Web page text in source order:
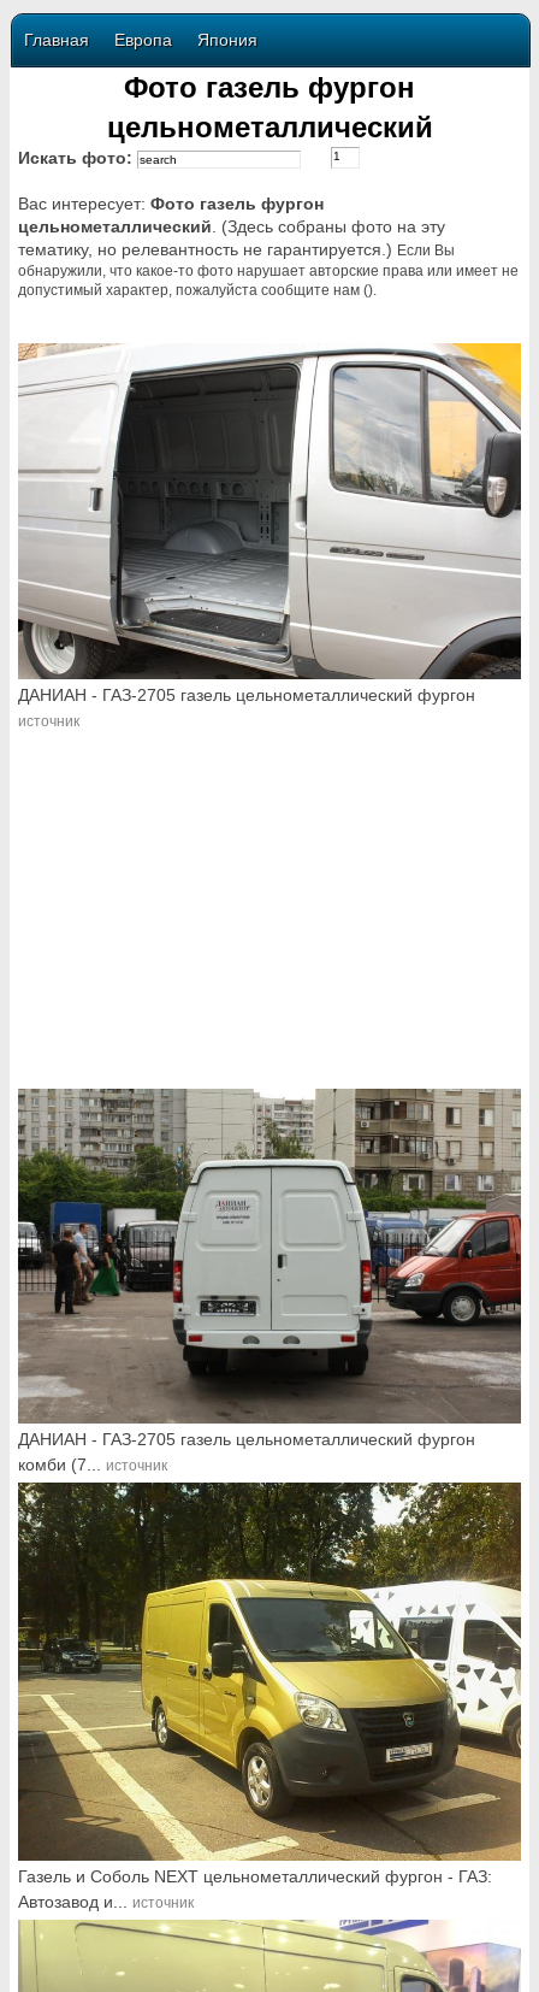
Главная Европа Япония
Фото газель фургон
цельнометаллический
Искать фото:
Вас интересует: Фото газель фургон
цельнометаллический . (Здесь собраны фото на эту
тематику, но релевантность не гарантируется.) Если Вы
обнаружили, что какое-то фото нарушает авторские права или имеет не
допустимый характер, пожалуйста сообщите нам ().
ДАНИАН - ГАЗ-2705 газель цельнометаллический фургон
источник
ДАНИАН - ГАЗ-2705 газель цельнометаллический фургон
комби (7... источник
Газель и Соболь NEXT цельнометаллический фургон - ГАЗ:
Автозавод и...
источник